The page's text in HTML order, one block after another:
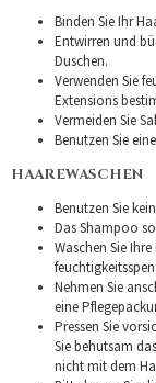
Binden Sie Ihr
Entwirren und
Duschen.
Verwenden Sie
Extensions
Vermeiden Sie
Benutzen Sie
HAAREWASCHEN
Benutzen Sie
Das Shampoo
Waschen Sie
Nehmen Sie
eine
Pressen Sie
Sie behutsam
nicht mit dem